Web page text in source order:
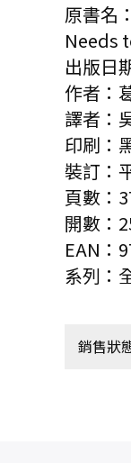
原書名
Needs
出版日
作者：
譯者：
印刷：
裝訂：
頁數：
開數：
EAN：
系列：
銷售狀